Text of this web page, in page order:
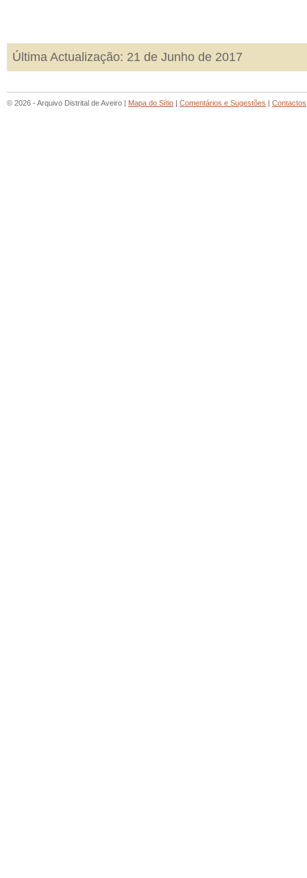
Última Actualização: 21 de Junho de 2017
© 2026 - Arquivo Distrital de Aveiro | Mapa do Sítio | Comentários e Sugestões | Contactos